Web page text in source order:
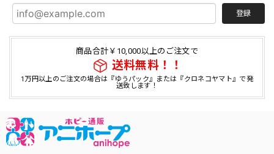
登録
商品合計￥10,000以上のご注文で
送料無料！！
1万円以上のご注文の場合は『ゆうパック』または『クロネコヤマト』で発
送致します！